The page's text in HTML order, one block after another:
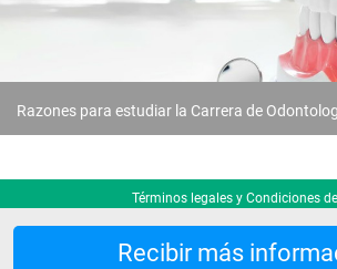
Recibir más
Razones para estudiar la Carrera de
Términos legales y Condiciones